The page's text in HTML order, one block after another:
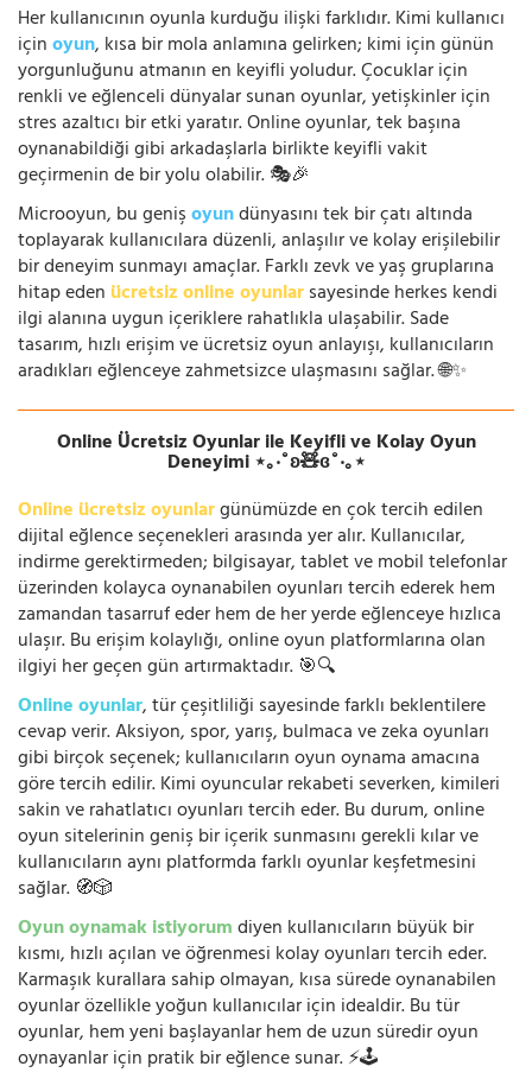
Her kullanıcının oyunla kurduğu ilişki farklıdır. Kimi kullanıcı
içinoyun, kısa bir mola anlamına gelirken; kimi için günün
yorgunluğunu atmanın en keyifli yoludur. Çocuklar için
renkli ve eğlenceli dünyalar sunan oyunlar, yetişkinler için
stres azaltıcı bir etki yaratır. Online oyunlar, tek başına
oynanabildiği gibi arkadaşlarla birlikte keyifli vakit
geçirmenin de bir yolu olabilir. 🎭🎉
Microoyun, bu genişoyundünyasını tek bir çatı altında
toplayarak kullanıcılara düzenli, anlaşılır ve kolay erişilebilir
bir deneyim sunmayı amaçlar. Farklı zevk ve yaş gruplarına
hitap eden ücretsiz online oyunlarsayesinde herkes kendi
ilgi alanına uygun içeriklere rahatlıkla ulaşabilir. Sade
tasarım, hızlı erişim ve ücretsiz oyun anlayışı, kullanıcıların
aradıkları eğlenceye zahmetsizce ulaşmasını sağlar. 🌐✨
Online Ücretsiz Oyunlar ile Keyifli ve Kolay Oyun
Deneyimi ⋆｡‧˚ʚ🧸ɞ˚‧｡⋆
Online ücretsiz oyunlargünümüzde en çok tercih edilen
dijital eğlence seçenekleri arasında yer alır. Kullanıcılar,
indirme gerektirmeden; bilgisayar, tablet ve mobil telefonlar
üzerinden kolayca oynanabilen oyunları tercih ederek hem
zamandan tasarruf eder hem de her yerde eğlenceye hızlıca
ulaşır. Bu erişim kolaylığı, online oyun platformlarına olan
ilgiyi her geçen gün artırmaktadır. 🎯🔍
Online oyunlar, tür çeşitliliği sayesinde farklı beklentilere
cevap verir. Aksiyon, spor, yarış, bulmaca ve zeka oyunları
gibi birçok seçenek; kullanıcıların oyun oynama amacına
göre tercih edilir. Kimi oyuncular rekabeti severken, kimileri
sakin ve rahatlatıcı oyunları tercih eder. Bu durum, online
oyun sitelerinin geniş bir içerik sunmasını gerekli kılar ve
kullanıcıların aynı platformda farklı oyunlar keşfetmesini
sağlar. 🧭🎲
Oyun oynamak istiyorumdiyen kullanıcıların büyük bir
kısmı, hızlı açılan ve öğrenmesi kolay oyunları tercih eder.
Karmaşık kurallara sahip olmayan, kısa sürede oynanabilen
oyunlar özellikle yoğun kullanıcılar için idealdir. Bu tür
oyunlar, hem yeni başlayanlar hem de uzun süredir oyun
oynayanlar için pratik bir eğlence sunar. ⚡🕹️